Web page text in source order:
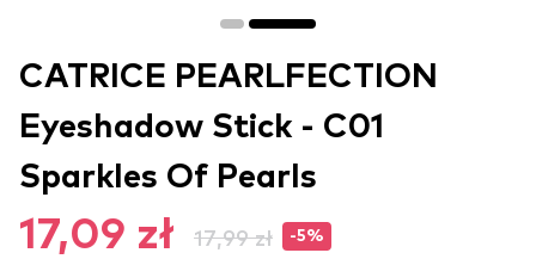
CATRICE PEARLFECTION
Eyeshadow Stick - C01
Sparkles Of Pearls
17,09 zł 17,99 zł -5%